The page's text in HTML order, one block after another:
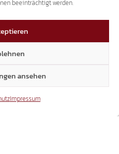
beeinträchtigt werden.
ansehen
Impressum